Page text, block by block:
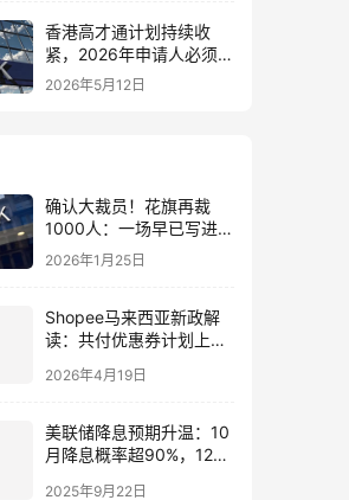
香港高才通计划持续收
紧，2026年申请人必须注
意的7个关键变化！附最
2026年5月12日
确认大裁员！花旗再裁
1000人：一场早已写进战
略的“去冗余”行动
2026年1月25日
Shopee马来西亚新政解
读：共付优惠券计划上
务商降本增效？
2026年4月19日
美联储降息预期升温：10
月降息概率超90%，12月
2025年9月22日